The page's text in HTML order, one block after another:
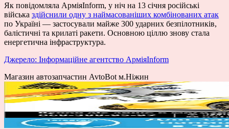
Як повідомляла АрміяInform, у ніч на 13 січня російські
війська здійснили одну з наймасованіших комбінованих атак
по Україні — застосували майже 300 ударних безпілотників,
балістичні та крилаті ракети. Основною ціллю знову стала
енергетична інфраструктура.
Джерело: Інформаційне агентство АрміяInform
Магазин автозапчастин AvtoBot м.Ніжин